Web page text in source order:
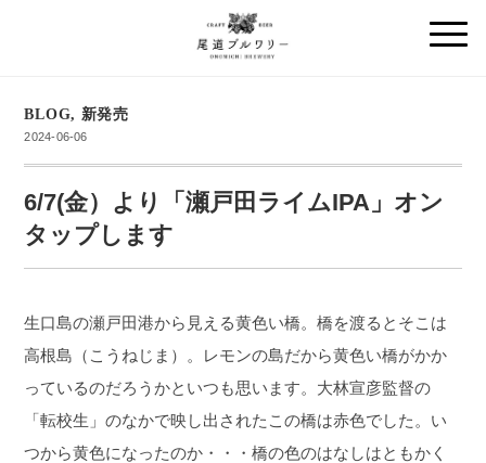
BLOG, 新発売
2024-06-06
6/7(金）より「瀬戸田ライムIPA」オン
タップします
生口島の瀬戸田港から見える黄色い橋。橋を渡るとそこは
高根島（こうねじま）。レモンの島だから黄色い橋がかか
っているのだろうかといつも思います。大林宣彦監督の
「転校生」のなかで映し出されたこの橋は赤色でした。い
つから黄色になったのか・・・橋の色のはなしはともかく